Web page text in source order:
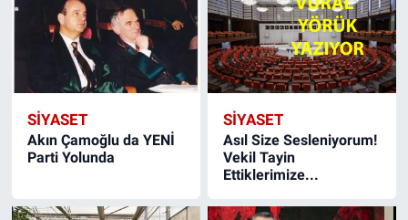
SİYASET
Akın Çamoğlu da YENİ
Parti Yolunda
SİYASET
Asıl Size Sesleniyorum!
Vekil Tayin
Ettiklerimize...